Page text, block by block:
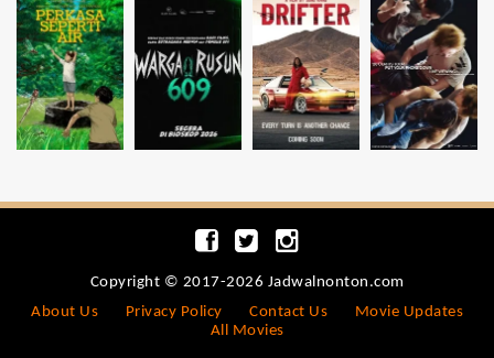
Copyright © 2017-2026 Jadwalnonton.com
About Us
Privacy Policy Contact Us
Movie Updates
All Movies